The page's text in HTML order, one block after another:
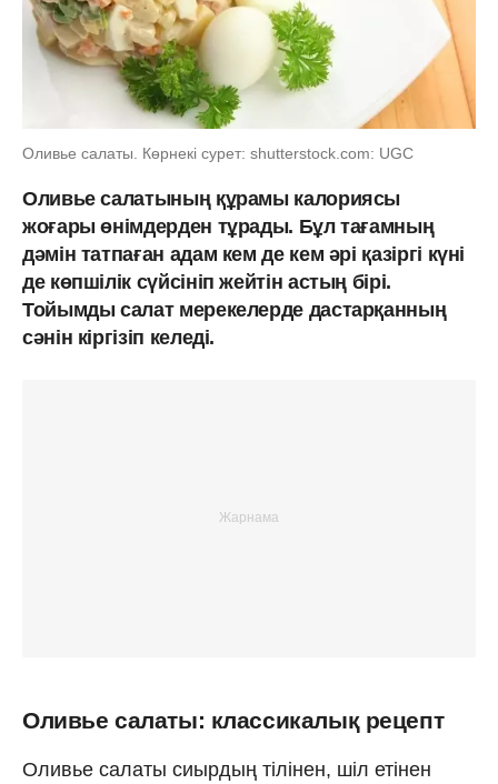
Оливье салаты. Көрнекі сурет: shutterstock.com: UGC
Оливье салатының құрамы калориясы
жоғары өнімдерден тұрады. Бұл тағамның
дәмін татпаған адам кем де кем әрі қазіргі күні
де көпшілік сүйсініп жейтін астың бірі.
Тойымды салат мерекелерде дастарқанның
сәнін кіргізіп келеді.
Оливье салаты: классикалық рецепт
Оливье салаты сиырдың тілінен, шіл етінен